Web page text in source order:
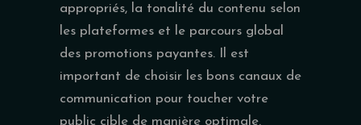
appropriés, la tonalité du contenu selon
les plateformes et le parcours global
des promotions payantes. Il est
important de choisir les bons canaux de
communication pour toucher votre
public cible de manière optimale.